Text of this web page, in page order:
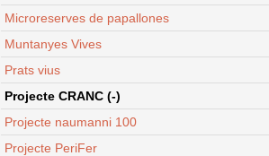
Microreserves de papallones
Muntanyes Vives
Prats vius
Projecte CRANC (-)
Projecte naumanni 100
Projecte PeriFer